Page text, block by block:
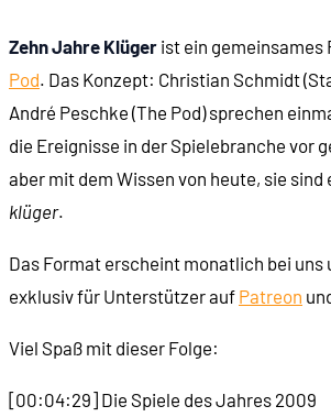
Zehn Jahre Klüger ist ein gemeinsames
Pod. Das Konzept: Christian Schmidt
André Peschke (The Pod) sprechen
die Ereignisse in der Spielebranche vor
aber mit dem Wissen von heute, sie sind
klüger.
Das Format erscheint monatlich bei uns
exklusiv für Unterstützer auf Patreon
Viel Spaß mit dieser Folge:
[00:04:29] Die Spiele des Jahres 2009